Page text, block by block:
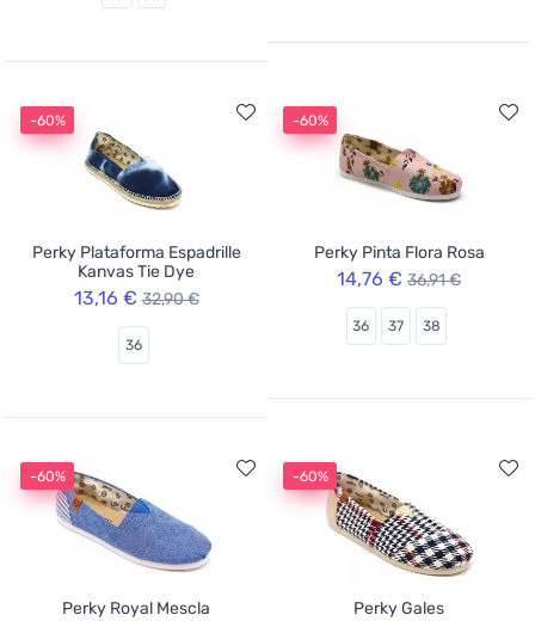
-60%
Perky Plataforma Espadrille
Kanvas Tie Dye
13,16 € 32,90 €
36
-60%
Perky Pinta Flora Rosa
14,76 € 36,91 €
36 37 38
-60%
Perky Royal Mescla
-60%
Perky Gales